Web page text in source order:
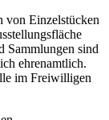
von Einzelstücken
Sammlungen sind
ehrenamtlich.
im Freiwilligen